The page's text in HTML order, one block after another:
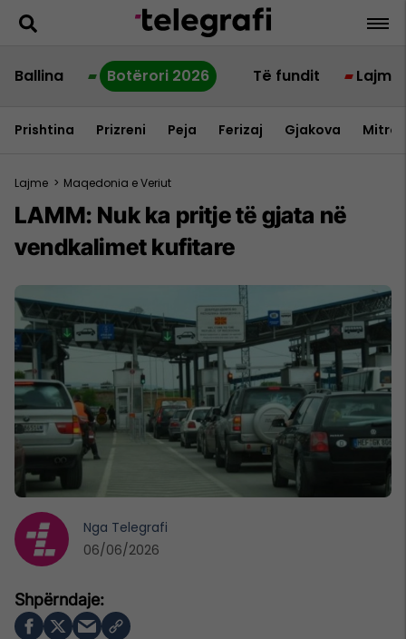
Ballina Botërori 2026 Të fundit Lajme
Prishtina Prizreni Peja Ferizaj Gjakova
Lajme > Maqedonia e Veriut
LAMM: Nuk ka pritje të gjata në
vendkalimet kufitare
Nga Telegrafi
06/06/2026